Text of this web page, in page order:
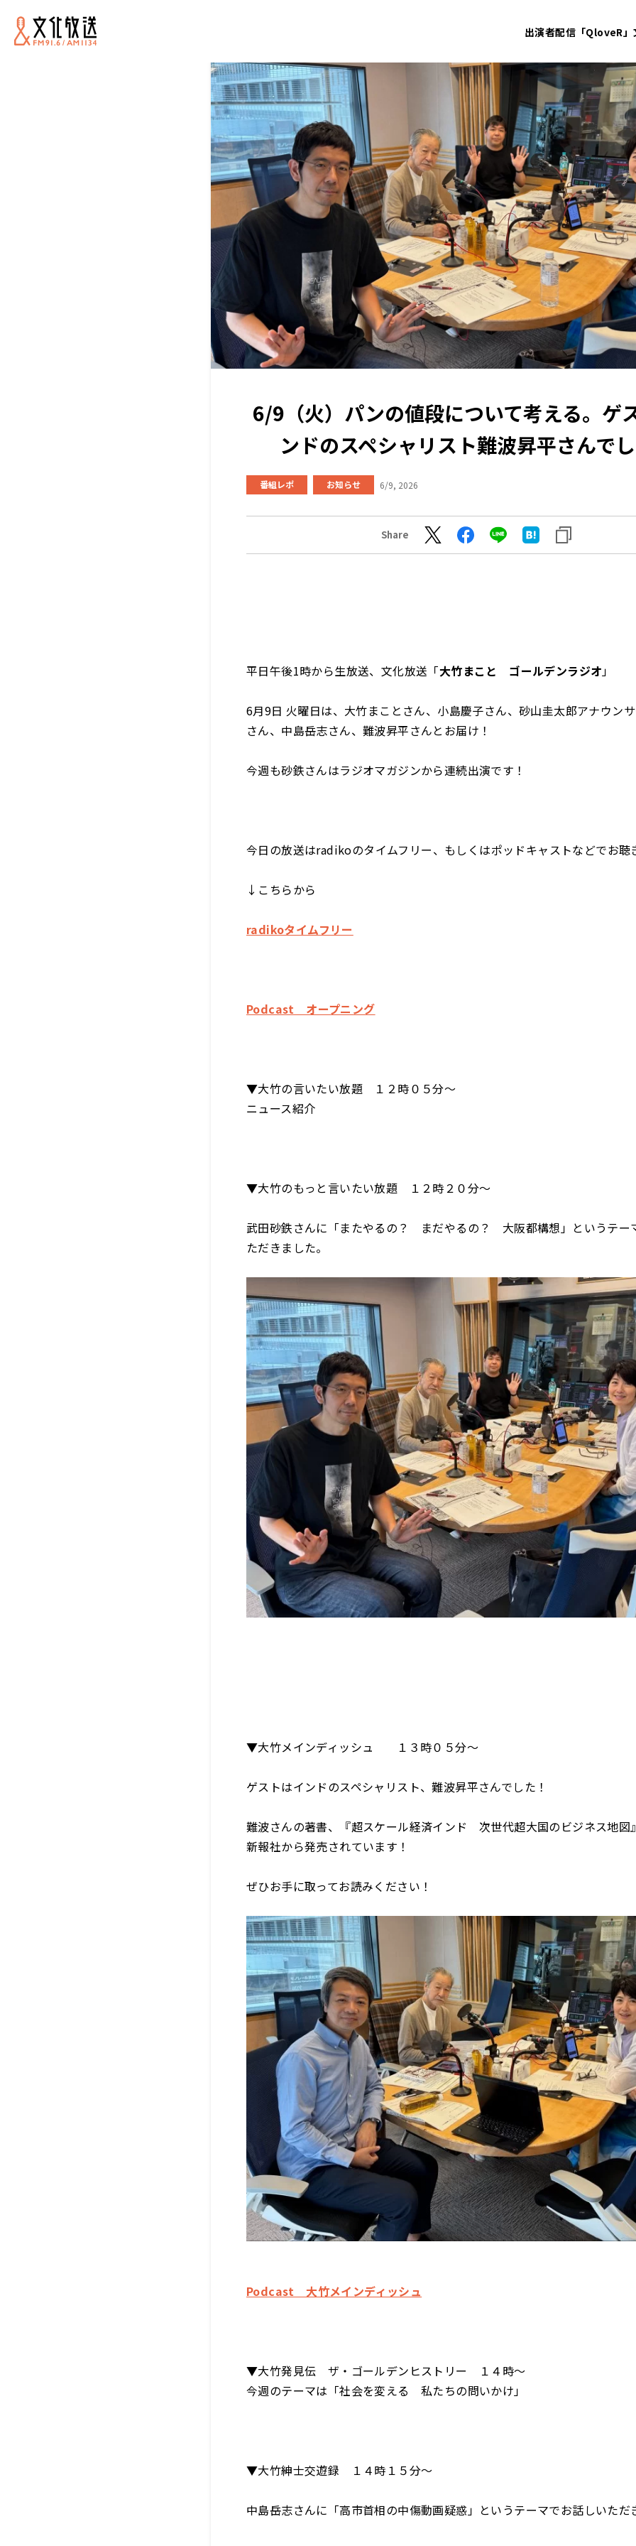
出演者配信「QloveR」
6/9（火）パンの値段について考える。ゲ
ンドのスペシャリスト難波昇平さんでし
番組レポ お知らせ 6/9, 2026
Share
平日午後1時から生放送、文化放送「大竹まこと ゴールデンラジオ 」
6月9日 火曜日は、大竹まことさん、小島慶子さん、砂山圭太郎アナウン
さん、中島岳志さん、難波昇平さんとお届け！
今週も砂鉄さんはラジオマガジンから連続出演です！
今日の放送はradikoのタイムフリー、もしくはポッドキャストなどでお聴
↓こちらから
radikoタイムフリー
Podcast オープニング
▼大竹の言いたい放題 １２時０５分～
ニュース紹介
▼大竹のもっと言いたい放題 １２時２０分～
武田砂鉄さんに「またやるの？ まだやるの？ 大阪都構想」というテー
ただきました。
▼大竹メインディッシュ １３時０５分～
ゲストはインドのスペシャリスト、難波昇平さんでした！
難波さんの著書、『超スケール経済インド 次世代超大国のビジネス地図
新報社から発売されています！
ぜひお手に取ってお読みください！
Podcast 大竹メインディッシュ
▼大竹発見伝 ザ・ゴールデンヒストリー １４時～
今週のテーマは「社会を変える 私たちの問いかけ」
▼大竹紳士交遊録 １４時１５分～
中島岳志さんに「高市首相の中傷動画疑惑」というテーマでお話しいただ